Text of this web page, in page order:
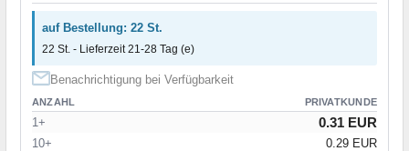
auf Bestellung: 22 St.
22 St. - Lieferzeit 21-28 Tag (e)
Benachrichtigung bei Verfügbarkeit
ANZAHL PRIVATKUNDE
1+ 0.31 EUR
10+
0.29 EUR